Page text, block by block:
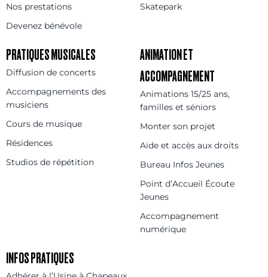
Nos prestations
Devenez bénévole
Skatepark
PRATIQUES MUSICALES
Diffusion de concerts
Accompagnements des
musiciens
Cours de musique
Résidences
Studios de répétition
ANIMATION ET
ACCOMPAGNEMENT
Animations 15/25 ans,
familles et séniors
Monter son projet
Aide et accès aux droits
Bureau Infos Jeunes
Point d’Accueil Écoute
Jeunes
Accompagnement
numérique
INFOS PRATIQUES